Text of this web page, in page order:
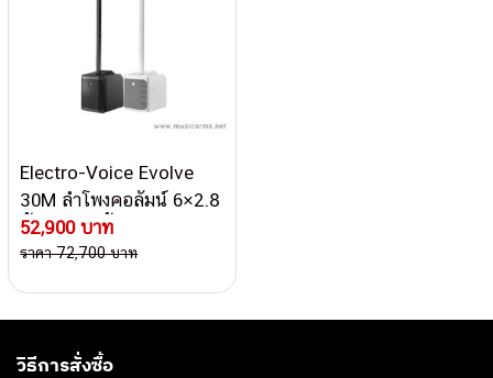
Electro-Voice Evolve
30M ลำโพงคอลัมน์ 6×2.8
นิ้ว ซับ 10 นิ้ว 1000 วัตต์
52,900 บาท
ราคา 72,700 บาท
วิธีการสั่งซื้อ